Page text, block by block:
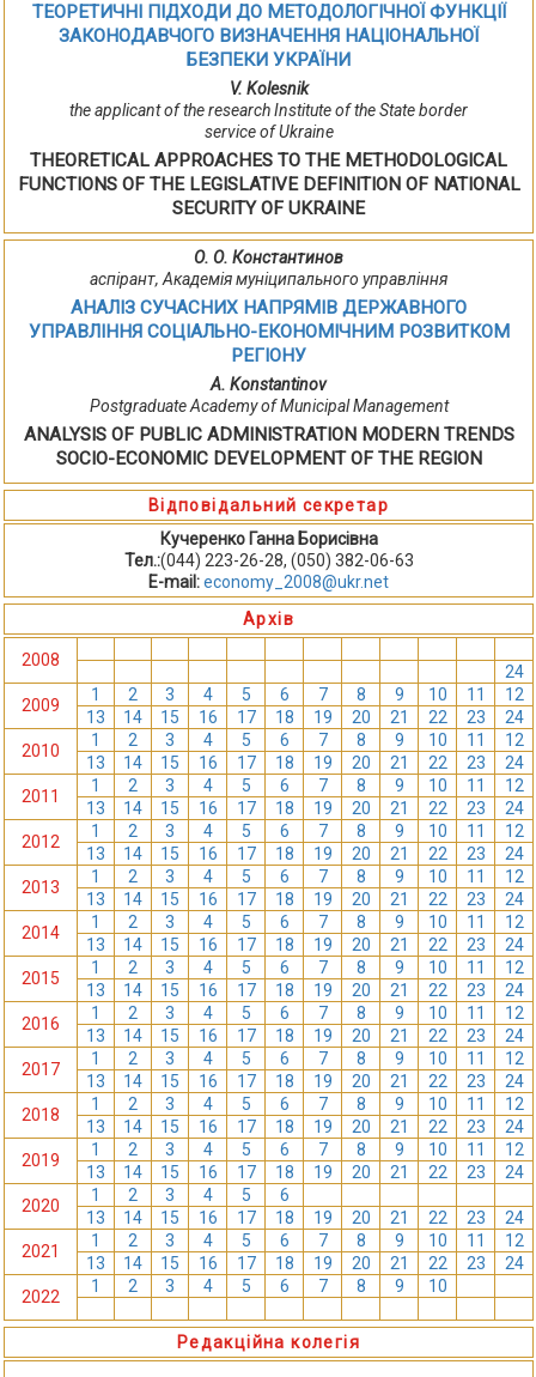
ТЕОРЕТИЧНІ ПІДХОДИ ДО МЕТОДОЛОГІЧНОЇ ФУНКЦІЇ
ЗАКОНОДАВЧОГО ВИЗНАЧЕННЯ НАЦІОНАЛЬНОЇ
БЕЗПЕКИ УКРАЇНИ
V. Kolesnik
the applicant of the research Institute of the State border
service of Ukraine
THEORETICAL APPROACHES TO THE METHODOLOGICAL
FUNCTIONS OF THE LEGISLATIVE DEFINITION OF NATIONAL
SECURITY OF UKRAINE
О. О. Константинов
аспірант, Академія муніципального управління
АНАЛІЗ СУЧАСНИХ НАПРЯМІВ ДЕРЖАВНОГО
УПРАВЛІННЯ СОЦІАЛЬНО-ЕКОНОМІЧНИМ РОЗВИТКОМ
РЕГІОНУ
A. Konstantinov
Postgraduate Academy of Municipal Management
ANALYSIS OF PUBLIC ADMINISTRATION MODERN TRENDS
SOCIO-ECONOMIC DEVELOPMENT OF THE REGION
Відповідальний секретар
Кучеренко Ганна Борисівна
Тел.:(044) 223-26-28, (050) 382-06-63
E-mail:economy_2008@ukr.net
Архів
2008
24
2009
1 2 3 4 5 6 7 8 9 10 11
12
13
14 15 16 17 18 19 20 21 22 23
24
2010
1 2 3 4 5 6 7 8 9 10 11
12
13
14 15 16 17 18 19 20 21 22 23
24
2011
1 2 3 4 5 6 7 8 9 10 11
12
13
14 15 16 17 18 19 20 21 22 23
24
2012
1 2 3 4 5 6 7 8 9 10 11
12
13
14 15 16 17 18 19 20 21 22 23
24
2013
1 2 3 4 5 6 7 8 9 10 11
12
13
14 15 16 17 18 19 20 21 22 23
24
2014
1 2 3 4 5 6 7 8 9 10 11
12
13
14 15 16 17 18 19 20 21 22 23
24
2015
1 2 3 4 5 6 7 8 9 10 11
12
13
14 15 16 17 18 19 20 21 22 23
24
2016
1 2 3 4 5 6 7 8 9 10 11
12
13
14 15 16 17 18 19 20 21 22 23
24
2017
1 2 3 4 5 6 7 8 9 10 11
12
13
14 15 16 17 18 19 20 21 22 23
24
2018
1 2 3 4 5 6 7 8 9 10 11
12
13
14 15 16 17 18 19 20 21 22 23
24
2019
1 2 3 4 5 6 7 8 9 10 11
12
13
14 15 16 17 18 19 20 21 22 23
24
2020
1 2 3 4 5 6
13
14 15 16 17 18 19 20 21 22 23
24
2021
1 2 3 4 5 6 7 8 9 10 11
12
13
14 15 16 17 18 19 20 21 22 23
24
2022
1 2 3 4 5 6 7 8 9 10
Редакційна колегія